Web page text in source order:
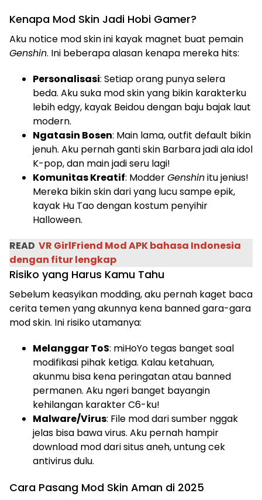
Kenapa Mod Skin Jadi Hobi Gamer?
Aku notice mod skin ini kayak magnet buat pemain
Genshin. Ini beberapa alasan kenapa mereka hits:
Personalisasi: Setiap orang punya selera
beda. Aku suka mod skin yang bikin karakterku
lebih edgy, kayak Beidou dengan baju bajak laut
modern.
Ngatasin Bosen: Main lama, outfit default bikin
jenuh. Aku pernah ganti skin Barbara jadi ala idol
K-pop, dan main jadi seru lagi!
Komunitas Kreatif: ModderGenshinitu jenius!
Mereka bikin skin dari yang lucu sampe epik,
kayak Hu Tao dengan kostum penyihir
Halloween.
READ VR GirlFriend Mod APK bahasa Indonesia
dengan fitur lengkap
Risiko yang Harus Kamu Tahu
Sebelum keasyikan modding, aku pernah kaget baca
cerita temen yang akunnya kena banned gara-gara
mod skin. Ini risiko utamanya:
Melanggar ToS: miHoYo tegas banget soal
modifikasi pihak ketiga. Kalau ketahuan,
akunmu bisa kena peringatan atau banned
permanen. Aku ngeri banget bayangin
kehilangan karakter C6-ku!
Malware/Virus: File mod dari sumber nggak
jelas bisa bawa virus. Aku pernah hampir
download mod dari situs aneh, untung cek
antivirus dulu.
Cara Pasang Mod Skin Aman di 2025